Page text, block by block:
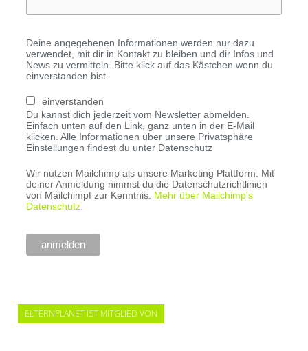
Deine angegebenen Informationen werden nur dazu
verwendet, mit dir in Kontakt zu bleiben und dir Infos und
News zu vermitteln. Bitte klick auf das Kästchen wenn du
einverstanden bist.
einverstanden
Du kannst dich jederzeit vom Newsletter abmelden.
Einfach unten auf den Link, ganz unten in der E-Mail
klicken. Alle Informationen über unsere Privatsphäre
Einstellungen findest du unter Datenschutz
Wir nutzen Mailchimp als unsere Marketing Plattform. Mit
deiner Anmeldung nimmst du die Datenschutzrichtlinien
von Mailchimpf zur Kenntnis. Mehr über Mailchimp's
Datenschutz.
ELTERNPLANET IST MITGLIED VON